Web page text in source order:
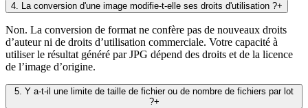
4. La conversion d'une image modifie-t-elle ses droits d'utilisation ?+
Non. La conversion de format ne confère pas de nouveaux droits
d’auteur ni de droits d’utilisation commerciale. Votre capacité à
utiliser le résultat généré par JPG dépend des droits et de la licence
de l’image d’origine.
5. Y a-t-il une limite de taille de fichier ou de nombre de fichiers par lot
?+